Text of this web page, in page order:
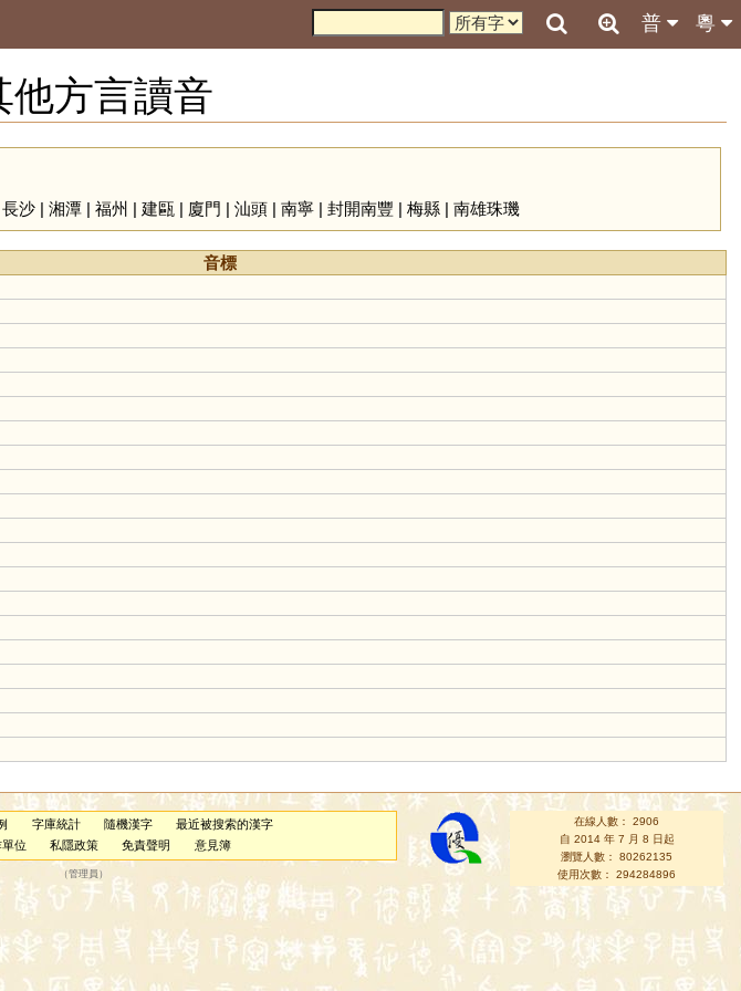
粵
普
他方言讀音
長沙| 湘潭| 福州 | 建甌 | 廈門 | 汕頭| 南寧| 封開南豐 | 梅縣| 南雄珠璣
音標
字庫統計 隨機漢字
最近被搜索的漢字
位 私隱政策 免責聲明 意見簿
（管理員 ）
在線人數： 2906
自 2014 年 7 月 8 日起
瀏覽人數： 80262135
使用次數： 294284896